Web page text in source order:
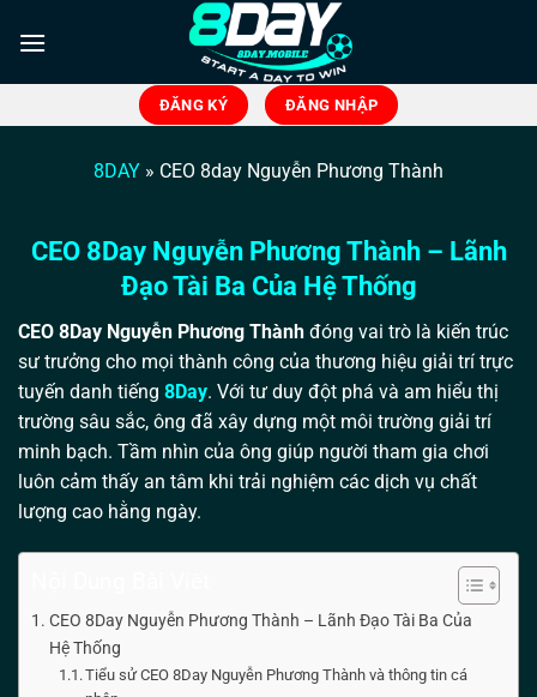
qua
ĐĂNG KÝ ĐĂNG NHẬP
8DAY » CEO 8day Nguyễn Phương Thành
CEO 8Day Nguyễn Phương Thành – Lãnh
Đạo Tài Ba Của Hệ Thống
CEO 8Day Nguyễn Phương Thành đóng vai trò là kiến trúc
sư trưởng cho mọi thành công của thương hiệu giải trí trực
tuyến danh tiếng 8Day. Với tư duy đột phá và am hiểu thị
trường sâu sắc, ông đã xây dựng một môi trường giải trí
minh bạch. Tầm nhìn của ông giúp người tham gia chơi
luôn cảm thấy an tâm khi trải nghiệm các dịch vụ chất
lượng cao hằng ngày.
CEO 8Day Nguyễn Phương Thành – Lãnh Đạo Tài Ba Của
Hệ Thống
Tiểu sử CEO 8Day Nguyễn Phương Thành và thông tin cá